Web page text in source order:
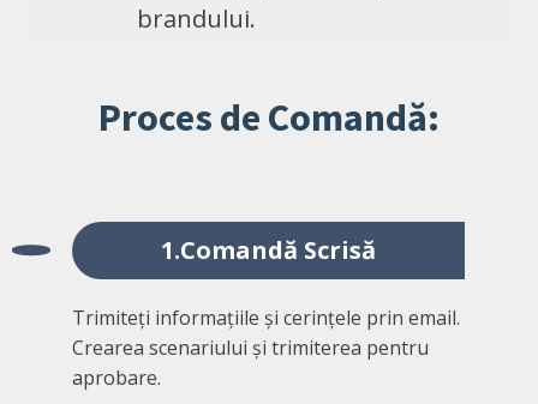
brandului.
Proces de Comandă:
1.Comandă Scrisă
Trimiteți informațiile și cerințele prin email.
Crearea scenariului și trimiterea pentru
aprobare.